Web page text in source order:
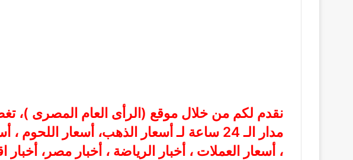
نقدم لكم من خلال موقع (الرأى العام المصرى )،
مدار الـ 24 ساعة لـ أسعار الذهب، أسعار اللحوم
، أسعار العملات ، أخبار الرياضة ، أخبار مصر، أخبار